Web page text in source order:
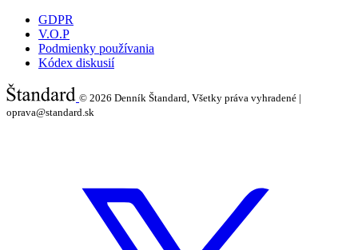
GDPR
V.O.P
Podmienky používania
Kódex diskusií
© 2026 Denník Štandard, Všetky práva vyhradené |
oprava@standard.sk